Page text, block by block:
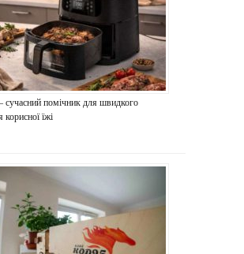
помічник для швидкого
корисної їжі